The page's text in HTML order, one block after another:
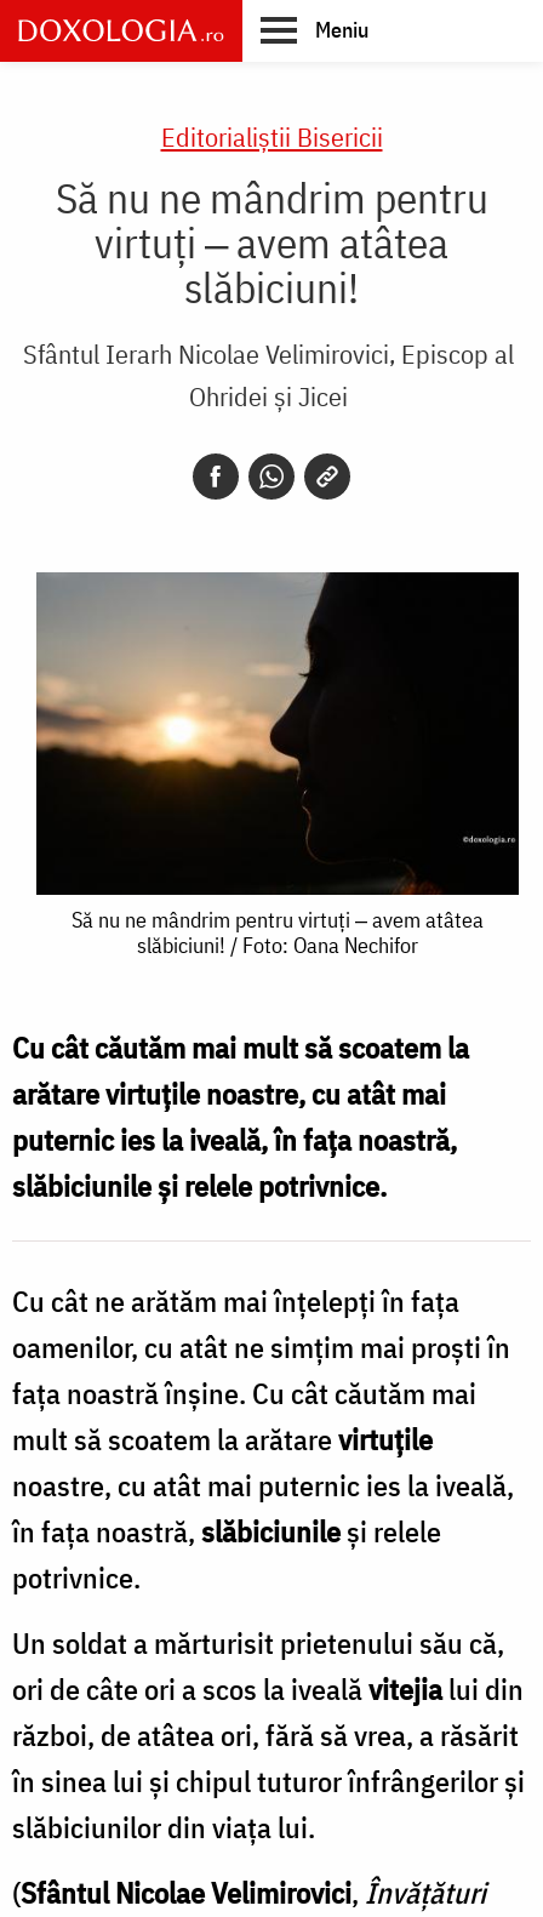
Skip
to
main
Meniu
Editorialiștii Bisericii
Să nu ne mândrim pentru
virtuți ‒ avem atâtea
slăbiciuni!
Sfântul Ierarh Nicolae Velimirovici, Episcop al
Ohridei și Jicei
mândrim
pentru
virtuți
‒
slăbiciuni!
/
Foto:
Oana
Să nu ne mândrim pentru virtuți ‒ avem atâtea
slăbiciuni! / Foto: Oana Nechifor
Cu cât căutăm mai mult să scoatem la
arătare virtuţile noastre, cu atât mai
puternic ies la iveală, în faţa noastră,
slăbiciunile şi relele potrivnice.
Cu cât ne arătăm mai înţelepţi în faţa
oamenilor, cu atât ne simţim mai proşti în
faţa noastră înşine. Cu cât căutăm mai
mult să scoatem la arătarevirtuţile
noastre, cu atât mai puternic ies la iveală,
în faţa noastră,slăbiciunileşi relele
potrivnice.
Un soldat a mărturisit prietenului său că,
ori de câte ori a scos la ivealăvitejialui din
război, de atâtea ori, fără să vrea, a răsărit
în sinea lui şi chipul tuturor înfrângerilor şi
slăbiciunilor din viaţa lui.
(Sfântul Nicolae Velimirovici, Învăţături